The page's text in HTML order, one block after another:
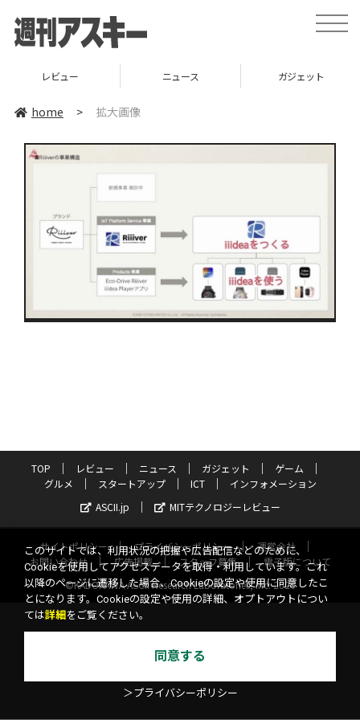
toggle
レビュー ニュース ガジェット
home > 拡大画像
TOP レビュー ニュース ガジェット
ゲーム
グルメ
スタートアップ ICT
インフォメーション
ASCII.jp
MITテクノロジーレビュー
サイトポリシー プライバシーポリシー
運営会社
お問い合わせ
広告掲載 スタッフ募集
電子版について
©KADOKAWA ASCII Research Laboratories, Inc. 2026
このサイトでは、利用状況の把握や広告配信などのために、
Cookieを使用してアクセスデータを取得・利用しています。これ
以降のページに遷移した場合、Cookieの設定や使用に同意したこ
とになります。Cookieの設定や使用の詳細、オプトアウトについ
ては詳細 をご覧ください。
同意する
＞プライバシーポリシー